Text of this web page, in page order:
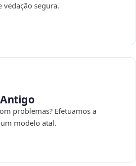
segura.
problemas? Efetuamos a
modelo atal.